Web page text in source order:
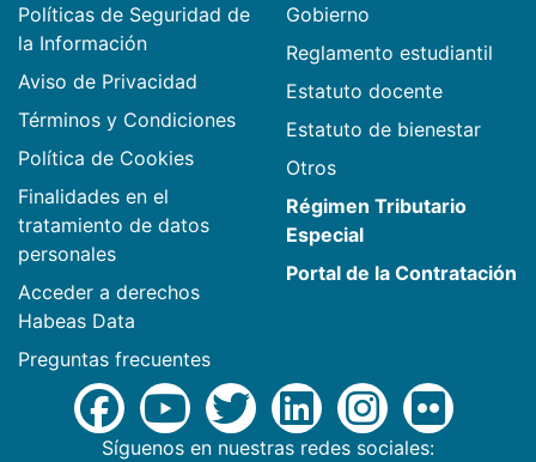
Políticas de Seguridad de
la Información
Aviso de Privacidad
Términos y Condiciones
Política de Cookies
Finalidades en el
tratamiento de datos
personales
Acceder a derechos
Habeas Data
Preguntas frecuentes
Gobierno
Reglamento estudiantil
Estatuto docente
Estatuto de bienestar
Otros
Régimen Tributario
Especial
Portal de la Contratación
Síguenos en nuestras redes sociales: